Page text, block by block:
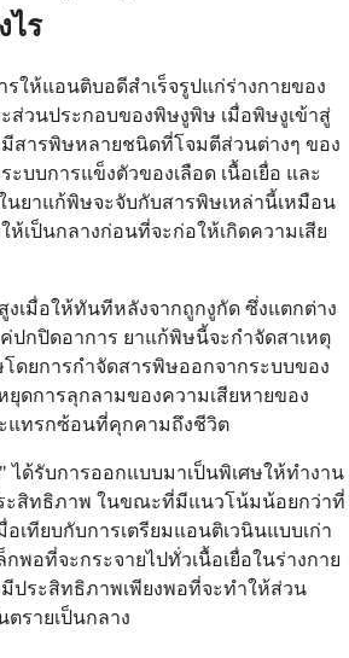
ไร
ให้แอนติบอดีสำเร็จรูปแก่ร่างกายของ
ส่วนประกอบของพิษงูพิษ เมื่อพิษงูเข้าสู่
สารพิษหลายชนิดที่โจมตีส่วนต่างๆ ของ
บบการแข็งตัวของเลือด เนื้อเยื่อ และ
นยาแก้พิษจะจับกับสารพิษเหล่านี้เหมือน
เป็นกลางก่อนที่จะก่อให้เกิดความเสีย
เมื่อให้ทันทีหลังจากถูกงูกัด ซึ่งแตกต่าง
ปกปิดอาการ ยาแก้พิษนี้จะกำจัดสาเหตุ
ดยการกำจัดสารพิษออกจากระบบของ
ดการลุกลามของความเสียหายของ
แทรกซ้อนที่คุกคามถึงชีวิต
ได้รับการออกแบบมาเป็นพิเศษให้ทำงาน
ระสิทธิภาพ ในขณะที่มีแนวโน้มน้อยกว่าที่
อเทียบกับการเตรียมแอนติเวนินแบบเก่า
พอที่จะกระจายไปทั่วเนื้อเยื่อในร่างกาย
ระสิทธิภาพเพียงพอที่จะทำให้ส่วน
รายเป็นกลาง